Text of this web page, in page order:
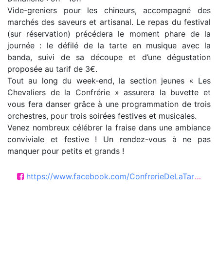
Vide-greniers pour les chineurs, accompagné des
marchés des saveurs et artisanal. Le repas du festival
(sur réservation) précédera le moment phare de la
journée : le défilé de la tarte en musique avec la
banda, suivi de sa découpe et d’une dégustation
proposée au tarif de 3€.
Tout au long du week-end, la section jeunes « Les
Chevaliers de la Confrérie » assurera la buvette et
vous fera danser grâce à une programmation de trois
orchestres, pour trois soirées festives et musicales.
Venez nombreux célébrer la fraise dans une ambiance
conviviale et festive ! Un rendez-vous à ne pas
manquer pour petits et grands !
https://www.facebook.com/ConfrerieDeLaTarteGeanteOFraises